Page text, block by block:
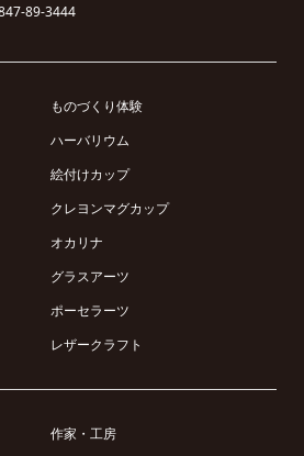
89-3444
ものづくり体験
ハーバリウム
絵付けカップ
クレヨンマグカップ
オカリナ
グラスアーツ
ポーセラーツ
レザークラフト
作家・工房